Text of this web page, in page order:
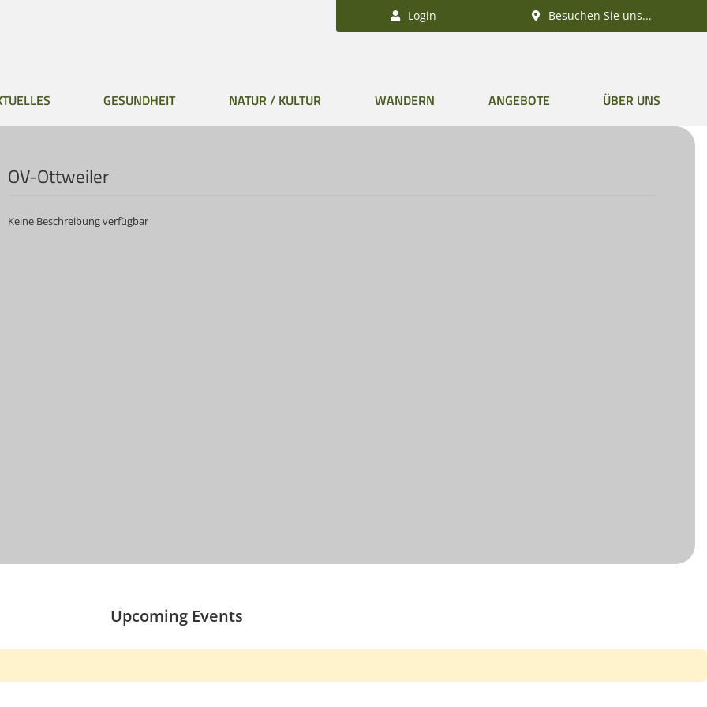
Login Besuchen Sie uns...
GESUNDHEIT NATUR / KULTUR WANDERN ANGEBOTE ÜBER UNS
OV-Ottweiler
Keine Beschreibung verfügbar
Upcoming Events